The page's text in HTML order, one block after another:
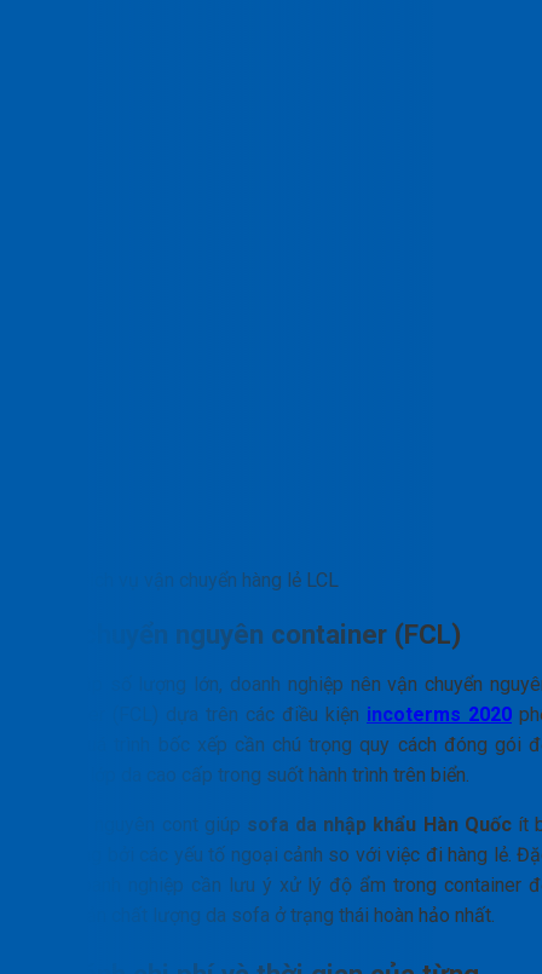
Dịch vụ vận chuyển hàng lẻ LCL
Vận chuyển nguyên container (FCL)
Khi nhập số lượng lớn, doanh nghiệp nên vận chuyển
container (FCL) dựa trên các điều kiện incoterms 2020
biến. Quá trình bốc xếp cần chú trọng quy cách đóng gói
bảo vệ lớp da cao cấp trong suốt hành trình trên biển.
Vận tải nguyên cont giúp sofa da nhập khẩu Hàn Quốcít
tác động bởi các yếu tố ngoại cảnh so với việc đi hàng lẻ.
biệt, doanh nghiệp cần lưu ý xử lý độ ẩm trong container
bảo quản chất lượng da sofa ở trạng thái hoàn hảo nhất.